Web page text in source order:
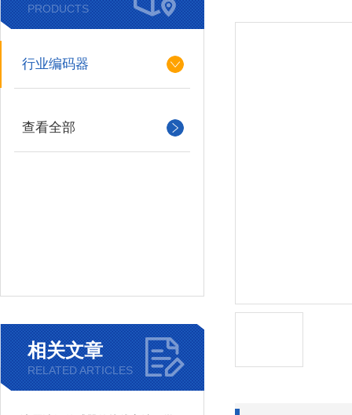
PRODUCTS
行业编码器
查看全部
相关文章
RELATED ARTICLES